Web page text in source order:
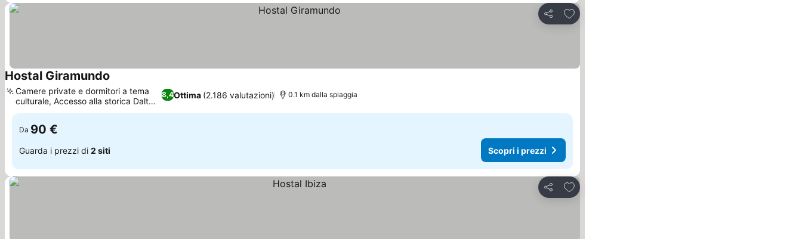
Condividi
Aggiungi ai preferiti
Hostal Giramundo
8,4Ottima (2.186 valutazioni)
Camere private e dormitori a tema
culturale, Accesso alla storica Dalt
Vila
0.1 km dalla spiaggia
Da 90 €
Guarda i prezzi di 2 siti Scopri i prezzi
Condividi
Aggiungi ai preferiti